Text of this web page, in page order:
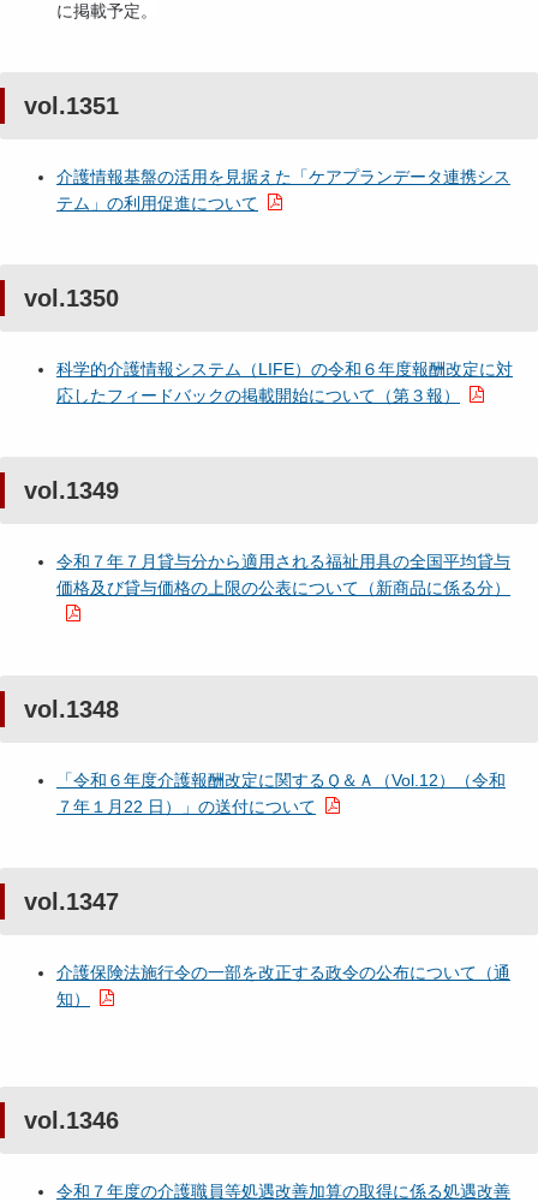
に掲載予定。
vol.1351
介護情報基盤の活用を見据えた「ケアプランデータ連携シス
テム」の利用促進について
vol.1350
科学的介護情報システム（LIFE）の令和６年度報酬改定に対
応したフィードバックの掲載開始について（第３報）
vol.1349
令和７年７月貸与分から適用される福祉用具の全国平均貸与
価格及び貸与価格の上限の公表について（新商品に係る分）
vol.1348
「令和６年度介護報酬改定に関するＱ＆Ａ（Vol.12）（令和
７年１月22 日）」の送付について
vol.1347
介護保険法施行令の一部を改正する政令の公布について（通
知）
vol.1346
令和７年度の介護職員等処遇改善加算の取得に係る処遇改善